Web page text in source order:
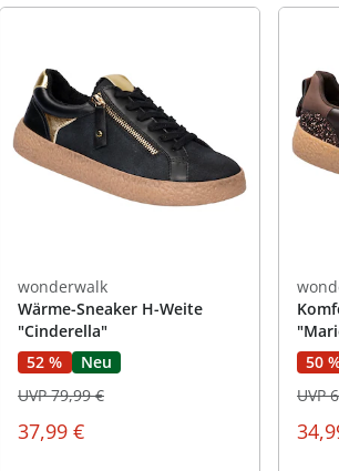
wonderwalk
Wärme-Sneaker H-Weite
"Cinderella"
52 %
Neu
37,99 €
UVP 79,99 €
50
UVP